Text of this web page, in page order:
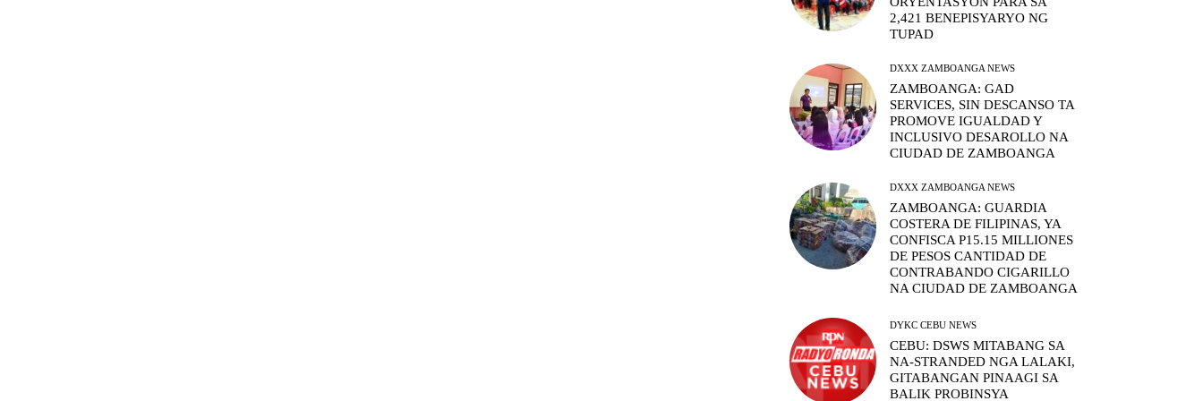
2,421 BENEPISYARYO NG
TUPAD
DXXX ZAMBOANGA NEWS
ZAMBOANGA: GAD
SERVICES, SIN DESCANSO TA
PROMOVE IGUALDAD Y
INCLUSIVO DESAROLLO NA
CIUDAD DE ZAMBOANGA
DXXX ZAMBOANGA NEWS
ZAMBOANGA: GUARDIA
COSTERA DE FILIPINAS, YA
CONFISCA P15.15 MILLIONES
DE PESOS CANTIDAD DE
CONTRABANDO CIGARILLO
NA CIUDAD DE ZAMBOANGA
DYKC CEBU NEWS
CEBU: DSWS MITABANG SA
NA-STRANDED NGA LALAKI,
GITABANGAN PINAAGI SA
BALIK PROBINSYA